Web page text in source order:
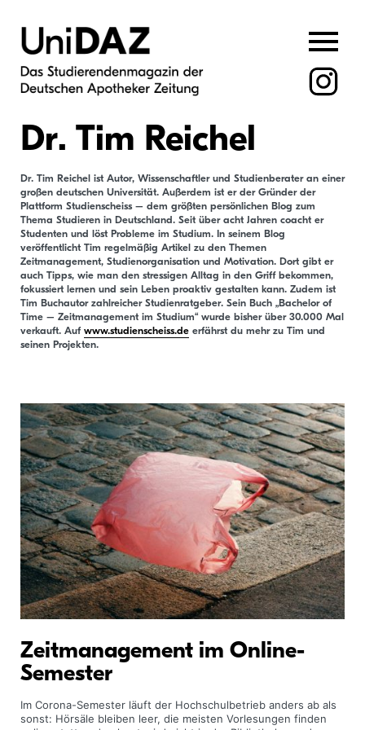
content
Dr. Tim Reichel
Dr. Tim Reichel ist Autor, Wissenschaftler und Studienberater an einer
großen deutschen Universität. Außerdem ist er der Gründer der
Plattform Studienscheiss – dem größten persönlichen Blog zum
Thema Studieren in Deutschland. Seit über acht Jahren coacht er
Studenten und löst Probleme im Studium. In seinem Blog
veröffentlicht Tim regelmäßig Artikel zu den Themen
Zeitmanagement, Studienorganisation und Motivation. Dort gibt er
auch Tipps, wie man den stressigen Alltag in den Griff bekommen,
fokussiert lernen und sein Leben proaktiv gestalten kann. Zudem ist
Tim Buchautor zahlreicher Studienratgeber. Sein Buch „Bachelor of
Time – Zeitmanagement im Studium“ wurde bisher über 30.000 Mal
verkauft. Auf www.studienscheiss.deerfährst du mehr zu Tim und
seinen Projekten.
Zeitmanagement im Online-
Semester
Im Corona-Semester läuft der Hochschulbetrieb anders ab als
sonst: Hörsäle bleiben leer, die meisten Vorlesungen finden